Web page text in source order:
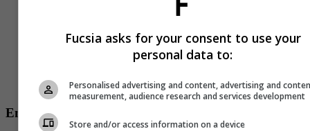
Entretenimiento
Fucsia asks for your consent to use your
personal data to:
Personalised advertising and content, advertising and
measurement, audience research and services development
Store and/or access information on a device